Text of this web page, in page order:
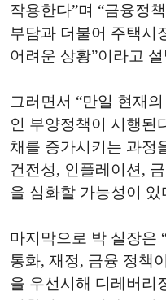
작용한다”며 “금융정
부담과 더불어 주택시
어려운 상황”이라고
그러면서 “만일 현재
인 부양정책이 시행된
채를 증가시키는 과정
건전성, 인플레이션,
을 심화할 가능성이 있
마지막으로 박 실장은
통화, 재정, 금융 정책
을 우선시해 디레버리